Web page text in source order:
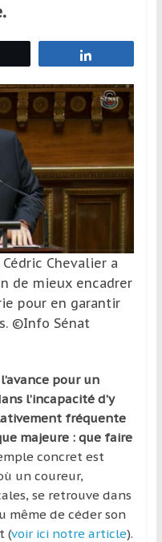
Chevalier a
de mieux encadrer
pour en garantir
©Info Sénat
pour un
l’incapacité d’y
fréquente
majeure : que faire
concret est
un coureur,
se retrouve dans
même de céder son
(voir ici notre article).